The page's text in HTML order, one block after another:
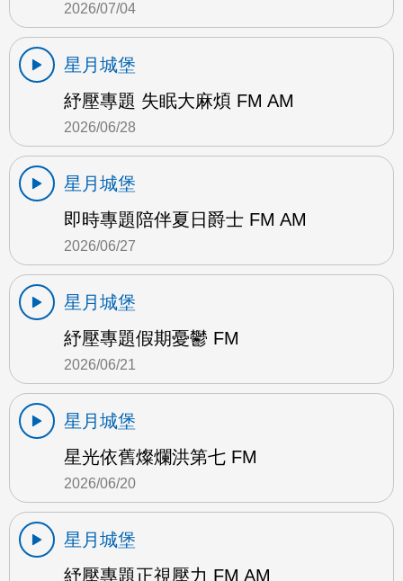
2026/07/04
星月城堡
紓壓專題 失眠大麻煩 FM AM
2026/06/28
星月城堡
即時專題陪伴夏日爵士 FM AM
2026/06/27
星月城堡
紓壓專題假期憂鬱 FM
2026/06/21
星月城堡
星光依舊燦爛洪第七 FM
2026/06/20
星月城堡
紓壓專題正視壓力 FM AM